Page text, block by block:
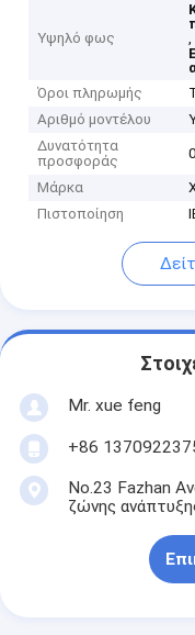
Υψηλό φως
,
Όροι πληρωμής
Αριθμό μοντέλου
Δυνατότητα
προσφοράς
Μάρκα
Πιστοποίηση
Mr. xue feng
+86
No.23 Fazhan
ζώνης